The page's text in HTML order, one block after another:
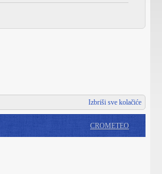
Izbriši sve kolačiće
CROMETEO